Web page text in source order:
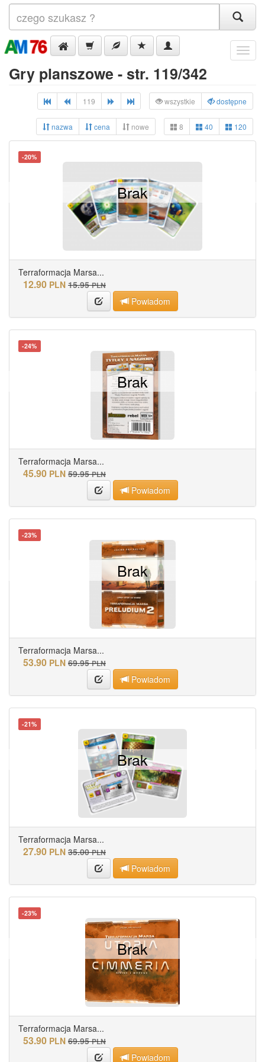
Menu
Gry planszowe - str. 119/342
119 wszystkie dostępne
nazwa cena nowe 8 40 120
-20%
Terraformacja Marsa...
12.90 PLN 15.95 PLN
Powiadom
Brak
-24%
Terraformacja Marsa...
45.90 PLN 59.95 PLN
Powiadom
Brak
-23%
Terraformacja Marsa...
53.90 PLN 69.95 PLN
Powiadom
Brak
-21%
Terraformacja Marsa...
27.90 PLN 35.00 PLN
Powiadom
Brak
-23%
Terraformacja Marsa...
53.90 PLN 69.95 PLN
Powiadom
Brak